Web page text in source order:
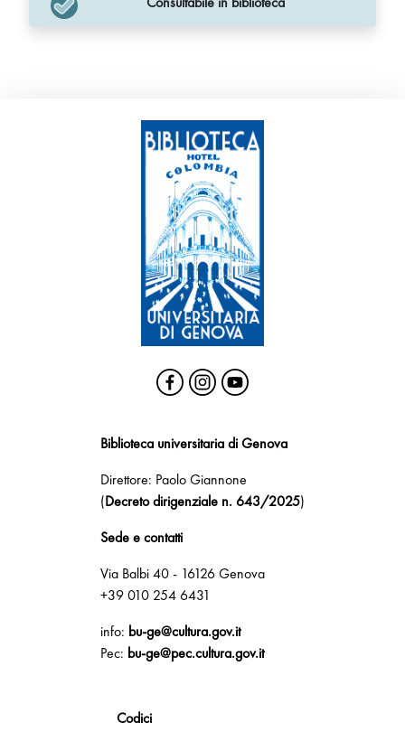
Biblioteca universitaria di Genova
Direttore: Paolo Giannone
(Decreto dirigenziale n. 643/2025)
Sede e contatti
Via Balbi 40 - 16126 Genova
+39 010 254 6431
info: bu-ge@cultura.gov.it
Pec: bu-ge@pec.cultura.gov.it
Codici